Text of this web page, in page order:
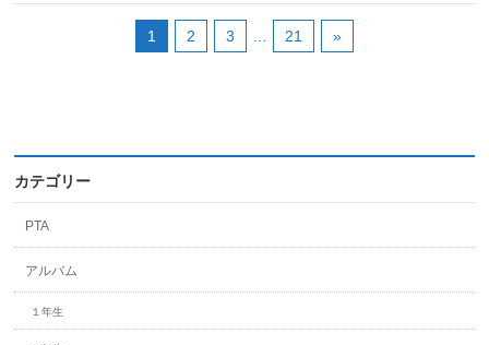
1 2 3 21 »
カテゴリー
PTA
アルバム
１年生